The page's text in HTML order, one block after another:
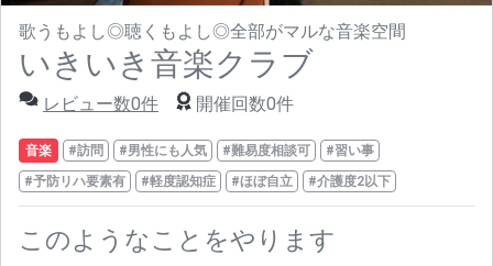
いきいき音楽クラブ
歌うもよし◎聴くもよし◎全部がマルな音楽空間
レビュー数0件 開催回数0件
音楽 #訪問 #男性にも人気 #難易度相談可
#習い事
#予防リハ要素有
#軽度認知症 #ほぼ自立 #介護度2以下
このようなことをやります